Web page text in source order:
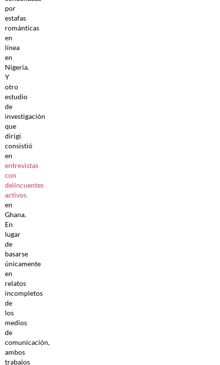
por
estafas
románticas
en
línea
en
Nigeria.
Y
otro
estudio
de
investigación
que
dirigí
consistió
en
entrevistas
con
delincuentes
activos
en
Ghana.
En
lugar
de
basarse
únicamente
en
relatos
incompletos
de
los
medios
de
comunicación,
ambos
trabajos